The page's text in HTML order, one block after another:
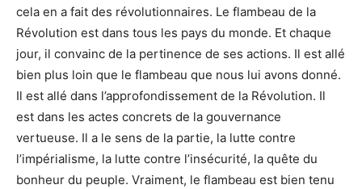
cela en a fait des révolutionnaires. Le flambeau de la
Révolution est dans tous les pays du monde. Et chaque
jour, il convainc de la pertinence de ses actions. Il est allé
bien plus loin que le flambeau que nous lui avons donné.
Il est allé dans l’approfondissement de la Révolution. Il
est dans les actes concrets de la gouvernance
vertueuse. Il a le sens de la partie, la lutte contre
l’impérialisme, la lutte contre l’insécurité, la quête du
bonheur du peuple. Vraiment, le flambeau est bien tenu